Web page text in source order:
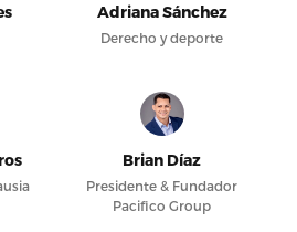
Adriana Sánchez
Derecho y deporte
Brian Díaz
Presidente & Fundador
Pacifico Group